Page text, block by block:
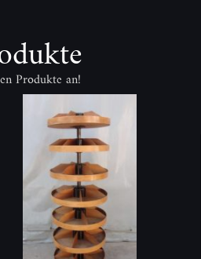
Produkte an!